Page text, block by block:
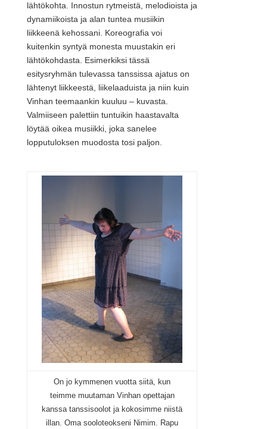
lähtökohta. Innostun rytmeistä, melodioista ja
dynamiikoista ja alan tuntea musiikin
liikkeenä kehossani. Koreografia voi
kuitenkin syntyä monesta muustakin eri
lähtökohdasta. Esimerkiksi tässä
esitysryhmän tulevassa tanssissa ajatus on
lähtenyt liikkeestä, liikelaaduista ja niin kuin
Vinhan teemaankin kuuluu – kuvasta.
Valmiiseen palettiin tuntuikin haastavalta
löytää oikea musiikki, joka sanelee
lopputuloksen muodosta tosi paljon.
On jo kymmenen vuotta siitä, kun
teimme muutaman Vinhan opettajan
kanssa tanssisoolot ja kokosimme niistä
illan. Oma sooloteokseni Nimim. Rapu